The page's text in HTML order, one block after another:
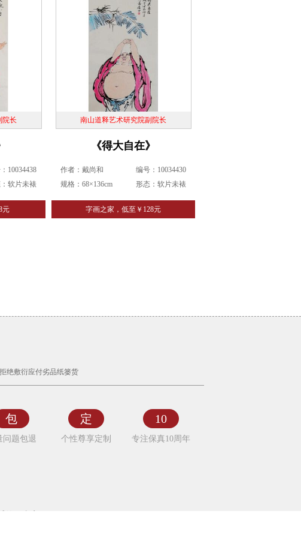
院长
10034438
软片未裱
元
南山道释艺术研究院副院长
《得大自在》
作者：戴尚和
规格：68×136cm
编号：10034430
形态：软片未裱
字画之家，低至￥128元
绝敷衍应付劣品纸篓货
包
问题包退
定
个性尊享定制
10
专注保真10周年